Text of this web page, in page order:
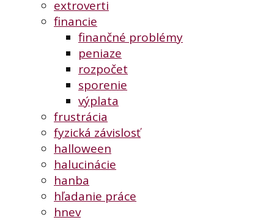
extroverti
financie
finančné problémy
peniaze
rozpočet
sporenie
výplata
frustrácia
fyzická závislosť
halloween
halucinácie
hanba
hľadanie práce
hnev